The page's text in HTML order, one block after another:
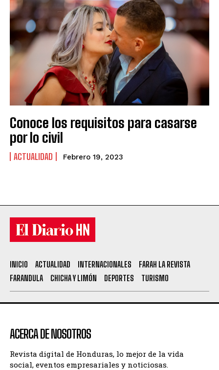
Conoce los requisitos para casarse
por lo civil
ACTUALIDAD Febrero 19, 2023
INICIO ACTUALIDAD INTERNACIONALES
FARAH LA REVISTA
FARANDULA
CHICHA Y LIMÓN DEPORTES TURISMO
ACERCA DE NOSOTROS
Revista digital de Honduras, lo mejor de la vida
social, eventos empresariales y noticiosas.